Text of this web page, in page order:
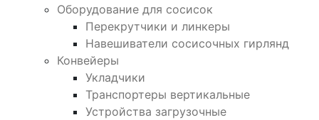
Оборудование для сосисок
Перекрутчики и линкеры
Навешиватели сосисочных гирлянд
Конвейеры
Укладчики
Транспортеры вертикальные
Устройства загрузочные